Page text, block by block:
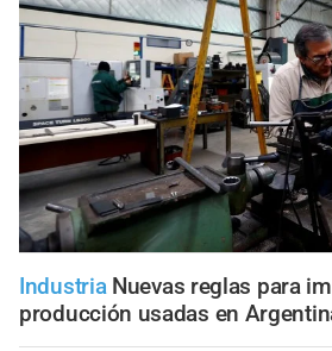
Industria Nuevas reglas para
producción usadas en